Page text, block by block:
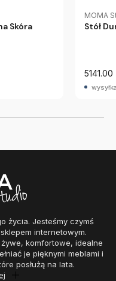
Skóra
MOMA
Stół
5141.00
życia. Jesteśmy czymś
internetowym.
komfortowe, idealne
je pięknymi meblami i
posłużą na lata.